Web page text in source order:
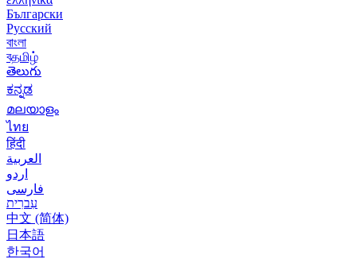
Български
Русский
বাংলা
বதமிழ்
తెలుగు
ಕನ್ನಡ
മലയാളം
ไทย
हिंदी
العربية
اردو
فارسی
עִברִית
中文 (简体)
日本語
한국어